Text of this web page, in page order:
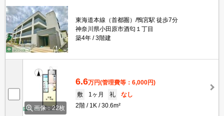
東海道本線（首都圏）/鴨宮駅 徒歩7分
神奈川県小田原市酒匂１丁目
築4年
3階建
画像：22枚
6.6万円(管理費等：6,000円)
敷
1ヶ月 礼
なし
2階
1K 30.6m²